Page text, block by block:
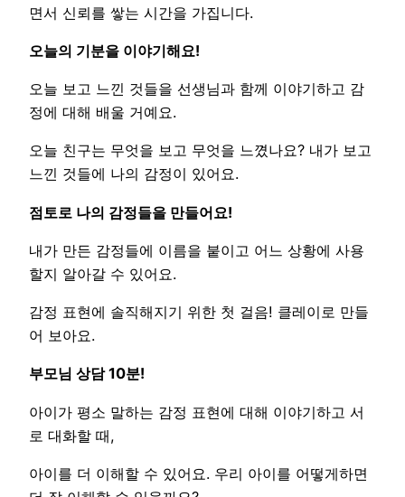
면서 신뢰를 쌓는 시간을 가집니다.
오늘의 기분을 이야기해요!
오늘 보고 느낀 것들을 선생님과 함께 이야기하고 감
정에 대해 배울 거예요.
오늘 친구는 무엇을 보고 무엇을 느꼈나요? 내가 보고
느낀 것들에 나의 감정이 있어요.
점토로 나의 감정들을 만들어요!
내가 만든 감정들에 이름을 붙이고 어느 상황에 사용
할지 알아갈 수 있어요.
감정 표현에 솔직해지기 위한 첫 걸음! 클레이로 만들
어 보아요.
부모님 상담 10분!
아이가 평소 말하는 감정 표현에 대해 이야기하고 서
로 대화할 때,
아이를 더 이해할 수 있어요. 우리 아이를 어떻게하면